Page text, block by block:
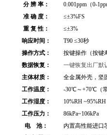
分 辨 率：
0.001ppm（0-
准 确 度：
≤±3%FS
重 复 性：
≤±3%
响应时间：
T90 ≤30秒
操作方式：
按键操作（按键
数据恢复：
一键恢复出厂默
主体材质：
全金属外壳 ，
工作温度：
-30℃～+70℃（
工作湿度：
10%RH
工作压力：
86kPa~106kPa
电 池：
内置高性能进口